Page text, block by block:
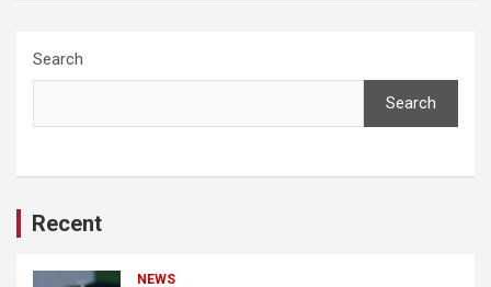
Search
Search
Recent
NEWS